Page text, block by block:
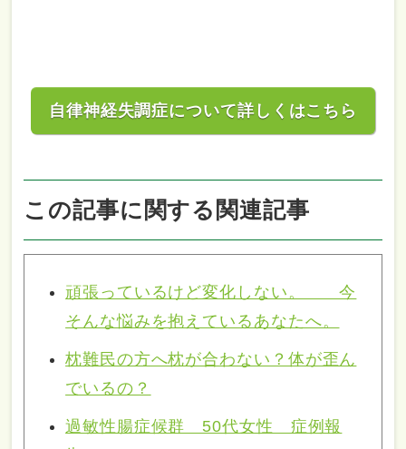
自律神経失調症について詳しくはこちら
この記事に関する関連記事
頑張っているけど変化しない。 今
そんな悩みを抱えているあなたへ。
枕難民の方へ枕が合わない？体が歪ん
でいるの？
過敏性腸症候群 50代女性 症例報